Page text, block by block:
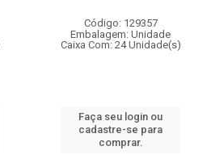
Código: 129357
Embalagem: Unidade
Caixa Com: 24 Unidade(s)
Faça seu login ou
cadastre-se para
comprar.